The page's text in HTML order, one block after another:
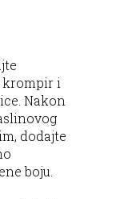
krompir i
Nakon
dodajte
boju.